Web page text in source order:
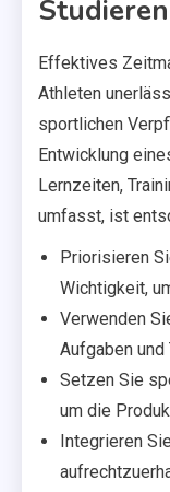
Effektives
Athleten
sportlichen
Entwicklung
Lernzeiten,
umfasst, ist
Priorisieren
Wichtigkeit,
Verwenden
Aufgaben
Setzen Sie
um die
Integrieren